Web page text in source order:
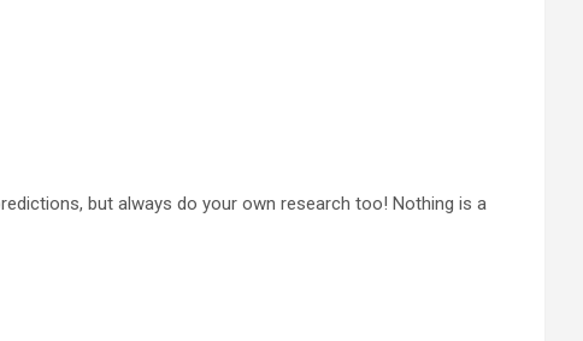
but always do your own research too! Nothing is a